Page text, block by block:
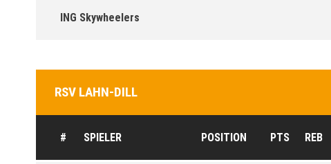
ING Skywheelers
RSV LAHN-DILL
# SPIELER POSITION PTS REB